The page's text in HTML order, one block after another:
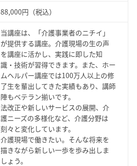
88,000円（税込）
当講座は、「介護事業者のニチイ」
が提供する講座。介護現場の生の声
を講座に活かし、実践に即した知
識・技術が習得できます。また、ホー
ムヘルパー講座では100万人以上の修
了生を輩出してきた実績もあり、講師
陣もベテラン揃いです。
法改正や新しいサービスの展開、介
護ニーズの多様化など、介護分野は
刻々と変化しています。
介護現場で働きたい。そんな将来を
描きながら新しい一歩を歩み出しま
しょう。